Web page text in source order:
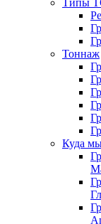
Типы
Тоннаж
Куда